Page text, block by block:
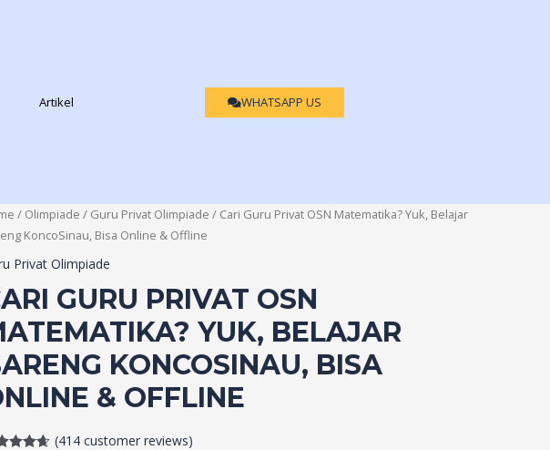
Artikel WHATSAPP US
/ Olimpiade / Guru Privat Olimpiade / Cari Guru Privat OSN Matematika? Yuk, Belajar
KoncoSinau, Bisa Online & Offline
Privat Olimpiade
GURU PRIVAT OSN
YUK, BELAJAR
KONCOSINAU, BISA
& OFFLINE
(414customer reviews)